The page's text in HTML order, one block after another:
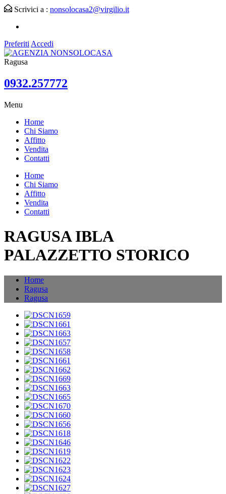
Scrivici a : nonsolocasa2@virgilio.it
Preferiti Accedi
Ragusa
0932.257772
Menu
Home
Chi Siamo
Affitto
Vendita
Contatti
Home
Chi Siamo
Affitto
Vendita
Contatti
RAGUSA IBLA
PALAZZETTO STORICO
Home
Ragusa
Ragusa